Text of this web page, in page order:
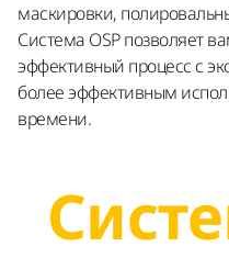
маскировки,
Система OSP позволяет
эффективный процесс с
более эффективным
времени.